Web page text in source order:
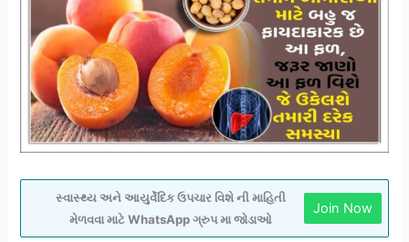
સ્વાસ્થ્ય અને આયુર્વેદિક ઉપચાર વિશે ની માહિતી
મેળવવા માટે WhatsApp ગ્રુપ મા જોડાઓ
Join Now